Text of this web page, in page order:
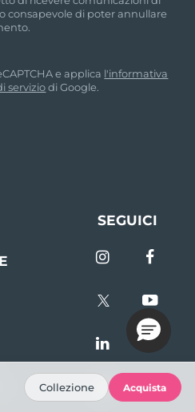
consapevole di poter annullare
e applica l'informativa
serviziodi Google.
SEGUICI
Collezione Acquista